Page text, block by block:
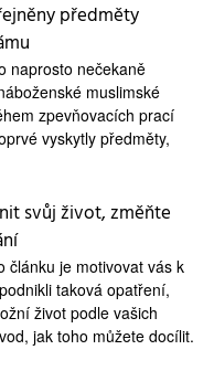
předměty
naprosto nečekaně
muslimské
zpevňovacích prací
vyskytly předměty,
svůj život, změňte
článku je motivovat vás k
taková opatření,
život podle vašich
jak toho můžete docílit.